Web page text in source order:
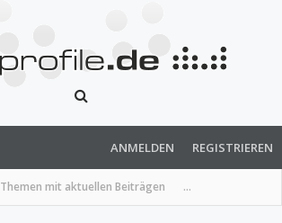
Themen mit aktuellen Beiträgen ...
ANMELDEN REGISTRIEREN